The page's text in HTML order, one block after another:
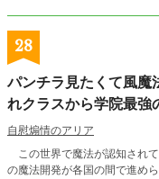
28
パンチラ見たくて風魔
れクラスから学院最強
自慰煽情のアリア
この世界で魔法が認知されて三百年。 軍事技術への転用
の魔法開発が各国の間で進められていた。 エストガル